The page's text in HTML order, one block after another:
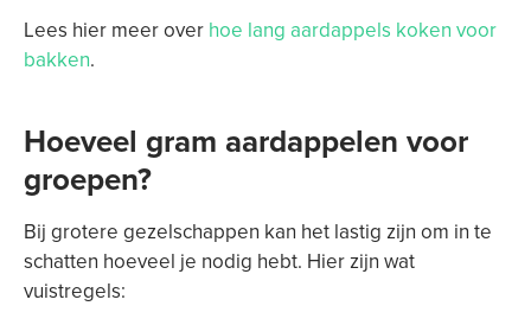
Lees hier meer over hoe lang aardappels koken voor
bakken.
Hoeveel gram aardappelen voor
groepen?
Bij grotere gezelschappen kan het lastig zijn om in te
schatten hoeveel je nodig hebt. Hier zijn wat
vuistregels: